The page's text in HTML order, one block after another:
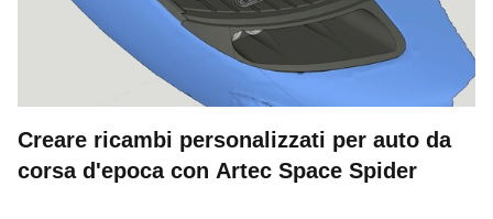
Creare ricambi personalizzati per auto da
corsa d'epoca con Artec Space Spider